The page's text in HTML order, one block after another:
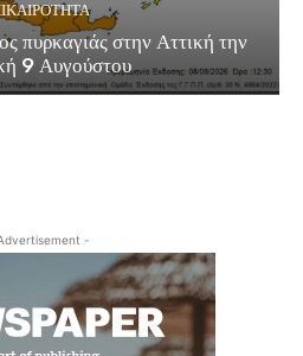
πυρκαγιάς στην Αττική την
9 Αυγούστου
-